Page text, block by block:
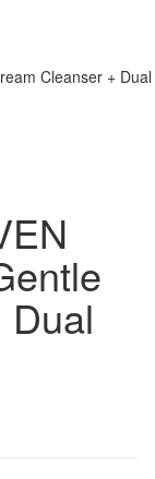
Cleanser + Dual